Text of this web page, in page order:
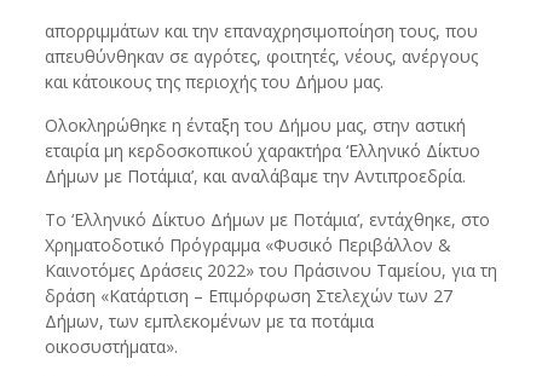
απορριμμάτων και την επαναχρησιμοποίηση τους, που
απευθύνθηκαν σε αγρότες, φοιτητές, νέους, ανέργους
και κάτοικους της περιοχής του Δήμου μας.
Ολοκληρώθηκε η ένταξη του Δήμου μας, στην αστική
εταιρία μη κερδοσκοπικού χαρακτήρα ‘Ελληνικό Δίκτυο
Δήμων με Ποτάμια’, και αναλάβαμε την Αντιπροεδρία.
Το ‘Ελληνικό Δίκτυο Δήμων με Ποτάμια’, εντάχθηκε, στο
Χρηματοδοτικό Πρόγραμμα «Φυσικό Περιβάλλον &
Καινοτόμες Δράσεις 2022» του Πράσινου Ταμείου, για τη
δράση «Κατάρτιση – Επιμόρφωση Στελεχών των 27
Δήμων, των εμπλεκομένων με τα ποτάμια
οικοσυστήματα».